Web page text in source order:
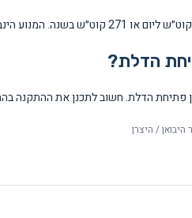
הדלת?
פתיחת הדלת. חשוב לתכנן את ההתקנה
/ היצרן